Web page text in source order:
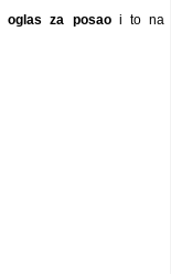
oglas za posao i to na